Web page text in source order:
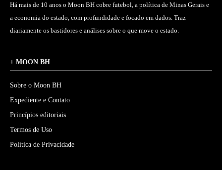
Há mais de 10 anos o Moon BH cobre futebol, a política de Minas Gerais e
a economia do estado, com profundidade e focado em dados. Traz
diariamente os bastidores e análises sobre o que move o estado.
+ MOON BH
Sobre o Moon BH
Expediente e Contato
Princípios editoriais
Termos de Uso
Política de Privacidade